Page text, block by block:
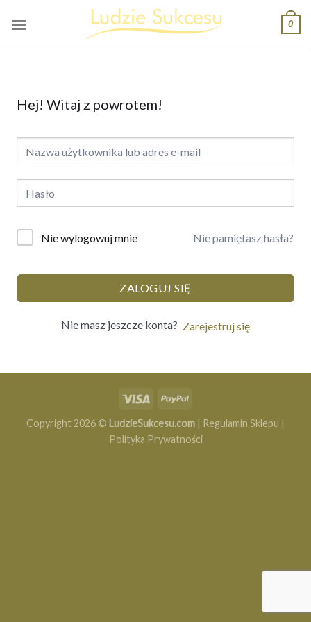
0
Hej! Witaj z powrotem!
Nie wylogowuj mnie Nie pamiętasz hasła?
ZALOGUJ SIĘ
Nie masz jeszcze konta? Zarejestruj się
Copyright 2026 © LudzieSukcesu.com | Regulamin Sklepu |
Polityka Prywatności